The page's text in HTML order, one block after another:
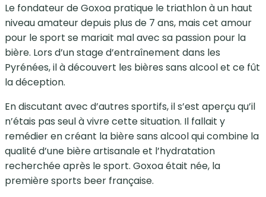
Le fondateur de Goxoa pratique le triathlon à un haut
niveau amateur depuis plus de 7 ans, mais cet amour
pour le sport se mariait mal avec sa passion pour la
bière. Lors d’un stage d’entraînement dans les
Pyrénées, il à découvert les bières sans alcool et ce fût
la déception.
En discutant avec d’autres sportifs, il s’est aperçu qu’il
n’étais pas seul à vivre cette situation. Il fallait y
remédier en créant la bière sans alcool qui combine la
qualité d’une bière artisanale et l’hydratation
recherchée après le sport. Goxoa était née, la
première sports beer française.